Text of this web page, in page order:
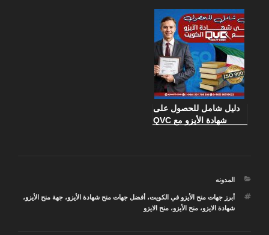
دليل شامل للحصول على
شهادة الأيزو مع QVC
التصنيفات
المدونه
الوسوم
أبرز جهات منح الأيزو في الكويت، أفضل جهات منح شهادة الأيزو،جهة منح الأيزو،
شهادة الايزو،منح الأيزو،منح الايزو